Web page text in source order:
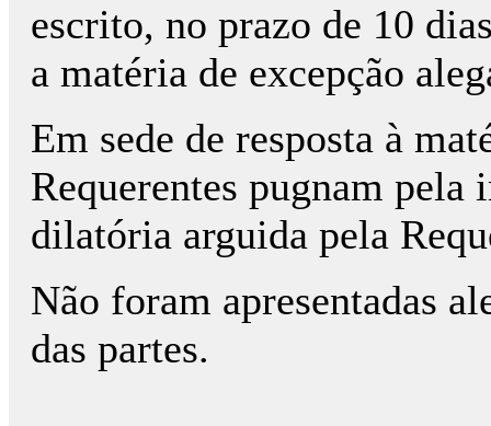
escrito, no prazo de 10
a matéria de excepção
Em sede de resposta à
Requerentes pugnam pela
dilatória arguida pela
Não foram apresentadas
das partes.